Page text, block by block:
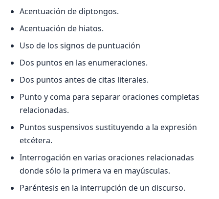
Acentuación de diptongos.
Acentuación de hiatos.
Uso de los signos de puntuación
Dos puntos en las enumeraciones.
Dos puntos antes de citas literales.
Punto y coma para separar oraciones completas
relacionadas.
Puntos suspensivos sustituyendo a la expresión
etcétera.
Interrogación en varias oraciones relacionadas
donde sólo la primera va en mayúsculas.
Paréntesis en la interrupción de un discurso.